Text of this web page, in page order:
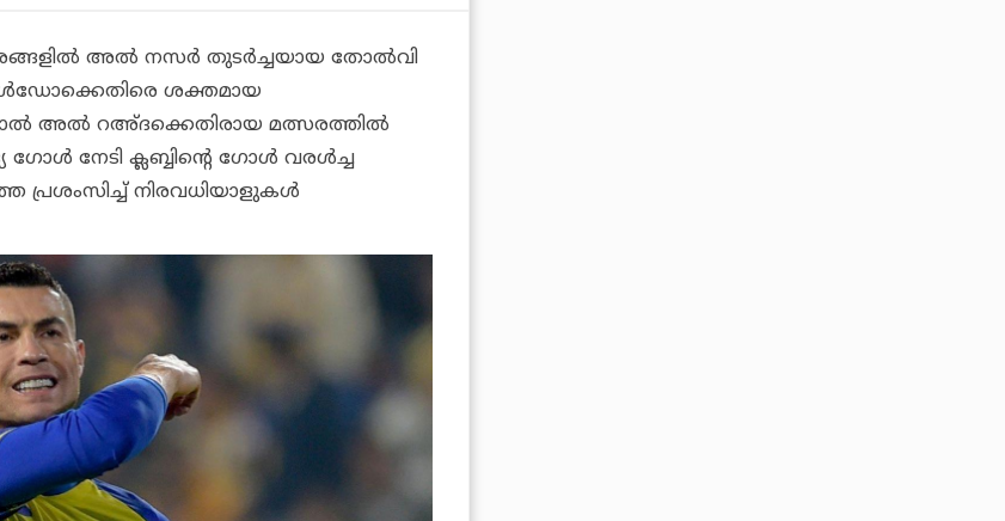
അല്‍ നസര്‍ തുടര്‍ച്ചയായ തോല്‍വി
ശക്തമായ
അല്‍ റഅ്ദക്കെതിരായ മത്സരത്തില്‍
നേടി ക്ലബ്ബിന്റെ ഗോള്‍ വരള്‍ച്ച
പ്രശംസിച്ച് നിരവധിയാളുകള്‍